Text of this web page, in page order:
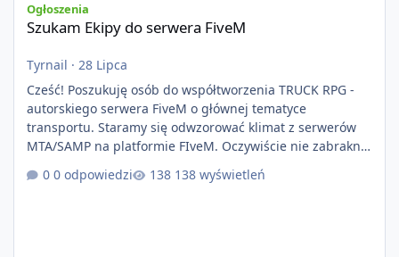
Ogłoszenia
Szukam Ekipy do serwera FiveM
Tyrnail · 28 Lipca
Cześć! Poszukuję osób do współtworzenia TRUCK RPG -
autorskiego serwera FiveM o głównej tematyce
transportu. Staramy się odwzorować klimat z serwerów
MTA/SAMP na platformie FIveM. Oczywiście nie zabraknie
kontentu dla graczy którzy chcą robić coś innego niż
jeździć ciężarówką. Projekt tworzony jest od podstaw z
0 odpowiedzi 138 wyświetleń